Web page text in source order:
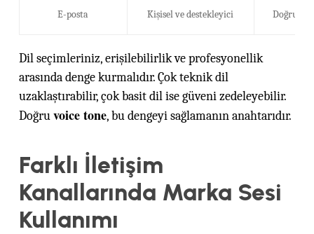
E-posta Kişisel ve destekleyici
Dil seçimleriniz, erişilebilirlik ve profesyonellik
arasında denge kurmalıdır. Çok teknik dil
uzaklaştırabilir, çok basit dil ise güveni zedeleyebilir.
Doğruvoice tone, bu dengeyi sağlamanın anahtarıdır.
Farklı İletişim
Kanallarında Marka Sesi
Kullanımı